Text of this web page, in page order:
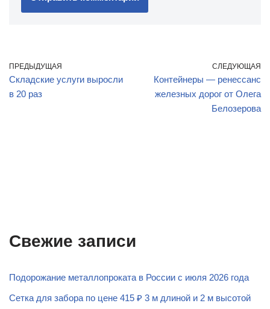
ПРЕДЫДУЩАЯ
Складские услуги выросли
в 20 раз
СЛЕДУЮЩАЯ
Контейнеры — ренессанс
железных дорог от Олега
Белозерова
Свежие записи
Подорожание металлопроката в России с июля 2026 года
Сетка для забора по цене 415 ₽ 3 м длиной и 2 м высотой